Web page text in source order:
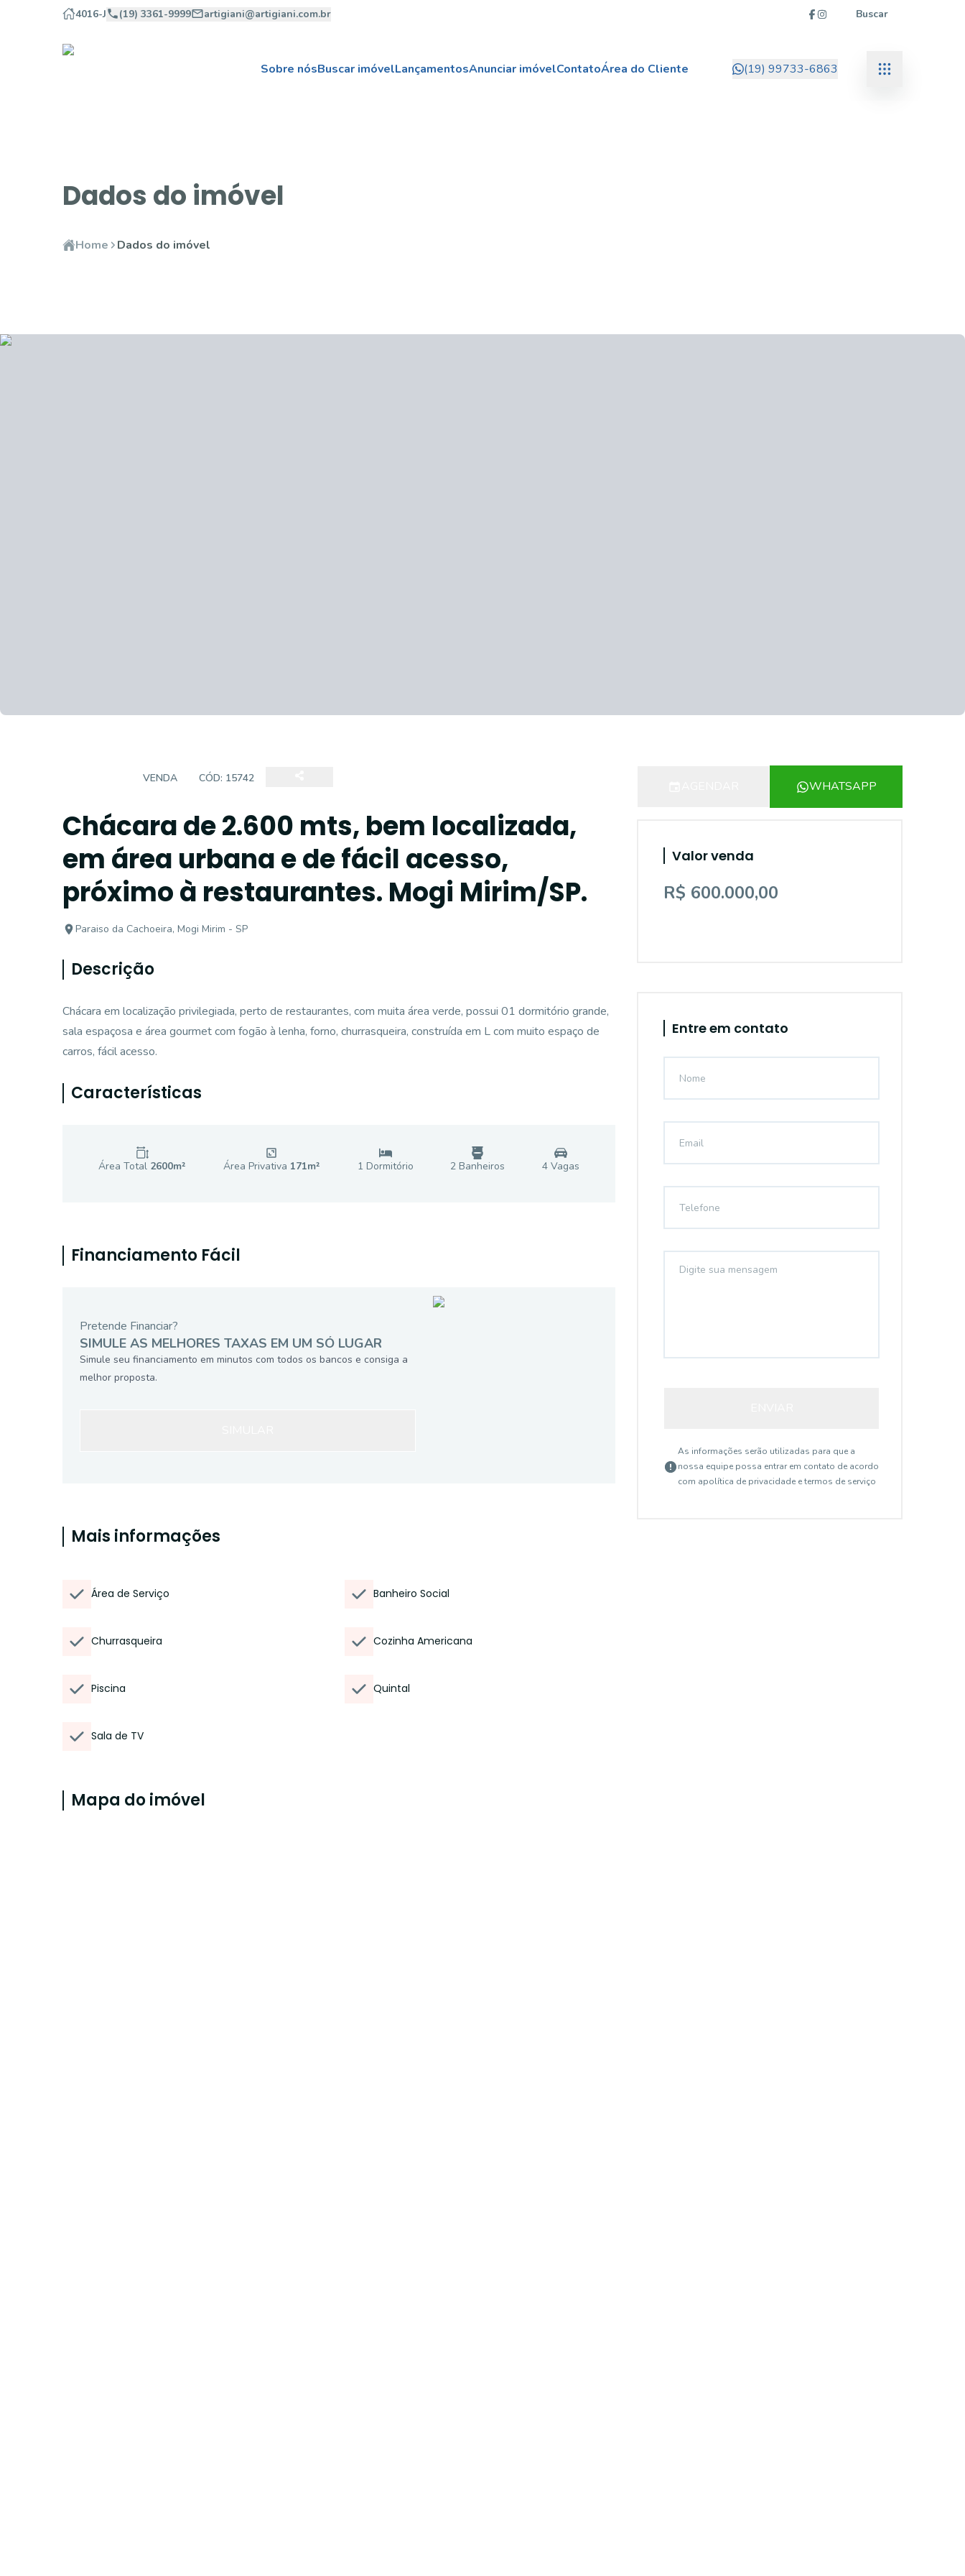
4016-J (19) 3361-9999 artigiani@artigiani.com.br Buscar
Sobre nósBuscar imóvelLançamentosAnunciar imóvelContatoÁrea do Cliente (19) 99733-6863
Dados do imóvel
Home Dados do imóvel
VENDA CÓD: 15742
Chácara de 2.600 mts, bem localizada,
em área urbana e de fácil acesso,
próximo à restaurantes. Mogi Mirim/SP.
Paraiso da Cachoeira, Mogi Mirim - SP
Descrição
Chácara em localização privilegiada, perto de restaurantes, com muita área verde, possui 01 dormitório grande,
sala espaçosa e área gourmet com fogão à lenha, forno, churrasqueira, construída em L com muito espaço de
carros, fácil acesso.
Características
Área Total 2600m² Área Privativa 171m² 1 Dormitório 2 Banheiros 4 Vagas
Financiamento Fácil
Pretende Financiar?
SIMULE AS MELHORES TAXAS EM UM SÓ LUGAR
Simule seu financiamento em minutos com todos os bancos e consiga a
melhor proposta.
Mais informações
Área de Serviço Banheiro Social
Churrasqueira Cozinha Americana
Piscina Quintal
Sala de TV
Mapa do imóvel
WHATSAPP
Valor venda
R$ 600.000,00
Entre em contato
As informações serão utilizadas para que a
nossa equipe possa entrar em contato de acordo
com apolítica de privacidade e termos de serviço